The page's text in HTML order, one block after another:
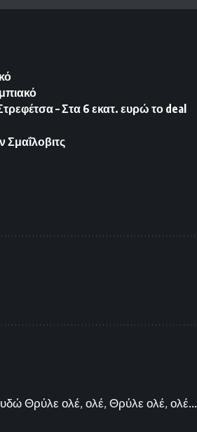
– Στα 6 εκατ. ευρώ το deal
Σμαΐλοβιτς
Θρύλε ολέ, ολέ, Θρύλε ολέ, ολέ...